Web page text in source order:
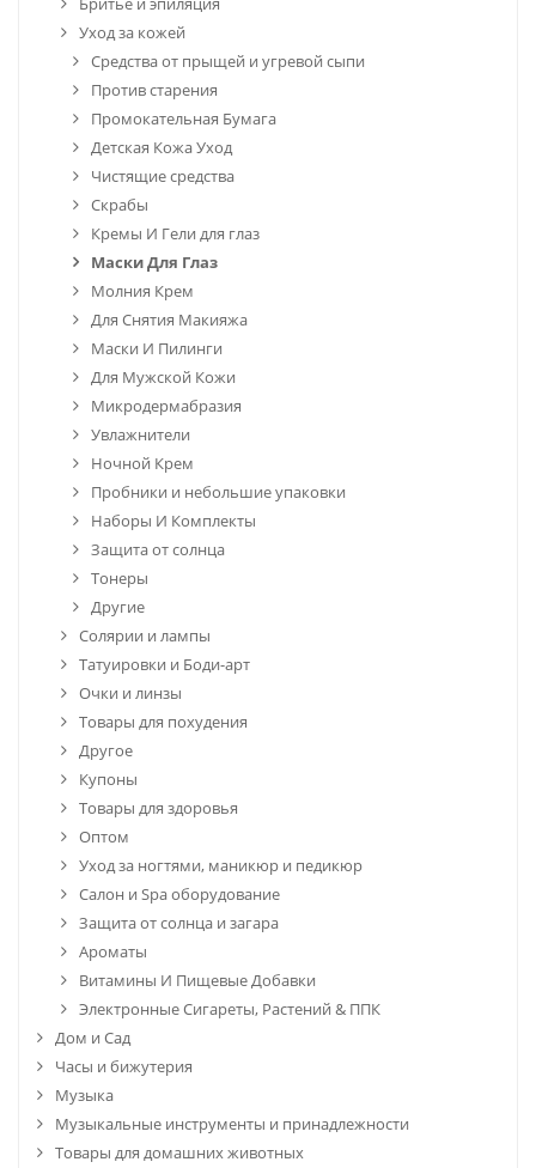
Уход за кожей
Средства от прыщей и угревой сыпи
Против старения
Промокательная Бумага
Детская Кожа Уход
Чистящие средства
Скрабы
Кремы И Гели для глаз
Маски Для Глаз
Молния Крем
Для Снятия Макияжа
Маски И Пилинги
Для Мужской Кожи
Микродермабразия
Увлажнители
Ночной Крем
Пробники и небольшие упаковки
Наборы И Комплекты
Защита от солнца
Тонеры
Другие
Солярии и лампы
Татуировки и Боди-арт
Очки и линзы
Товары для похудения
Другое
Купоны
Товары для здоровья
Оптом
Уход за ногтями, маникюр и педикюр
Салон и Spa оборудование
Защита от солнца и загара
Ароматы
Витамины И Пищевые Добавки
Электронные Сигареты, Растений & ППК
Дом и Сад
Часы и бижутерия
Музыка
Музыкальные инструменты и принадлежности
Товары для домашних животных